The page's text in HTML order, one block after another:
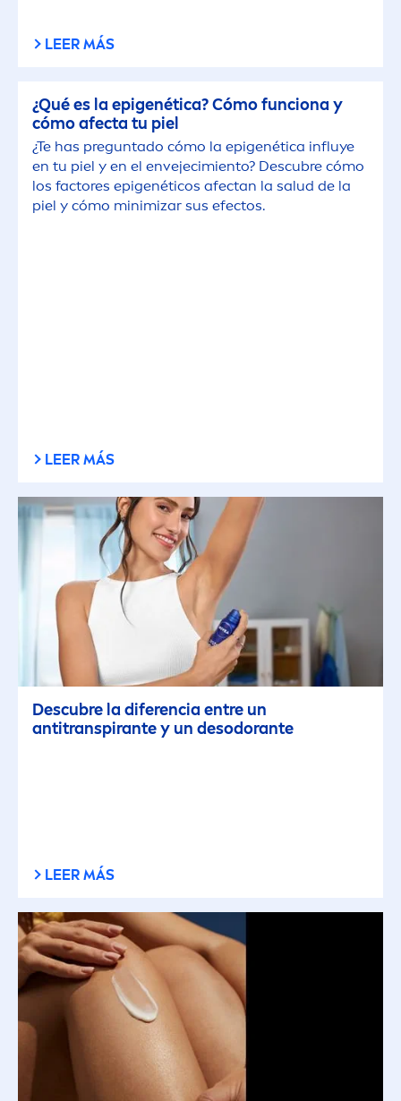
LEER MÁS
¿Qué es la epigenética? Cómo funciona y
cómo afecta tu piel
¿Te has preguntado cómo la epigenética influye
en tu piel y en el envejecimiento? Descubre cómo
los factores epigenéticos afectan la salud de la
piel y cómo minimizar sus efectos.
LEER MÁS
Descubre la diferencia entre un
antitranspirante y un desodorante
LEER MÁS